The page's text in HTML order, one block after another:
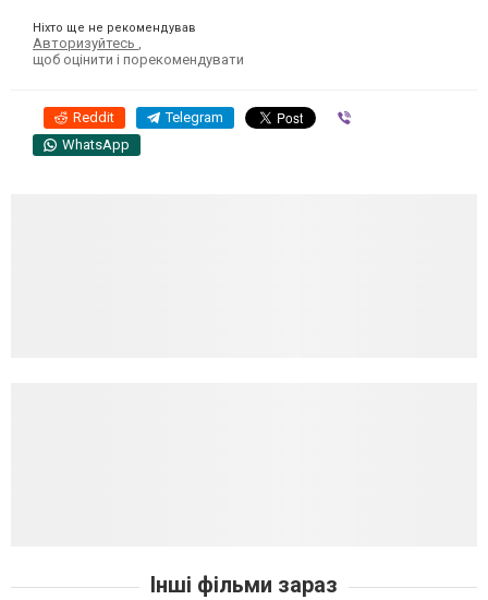
Ніхто ще не рекомендував
Авторизуйтесь ,
щоб оцінити і порекомендувати
Reddit Telegram
WhatsApp
Інші фільми зараз